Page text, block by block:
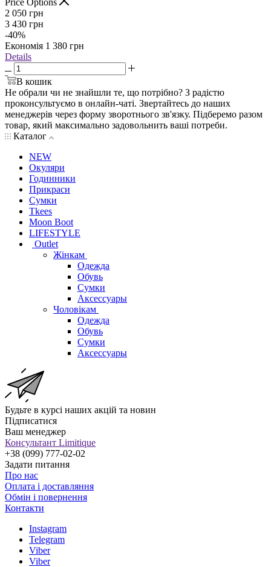
Price Options
2 050 грн
3 430 грн
-40%
Економія 1 380 грн
Details
В кошик
Не обрали чи не знайшли те, що потрібно? З радістю
проконсультуємо в онлайн-чаті. Звертайтесь до наших
менеджерів через форму зворотнього зв'язку. Підберемо разом
товар, який максимально задовольнить ваші потреби.
Каталог
NEW
Окуляри
Годинники
Прикраси
Сумки
Tkees
Moon Boot
LIFESTYLE
Outlet
Жінкам
Одежда
Обувь
Сумки
Аксессуары
Чоловікам
Одежда
Обувь
Сумки
Аксессуары
Будьте в курсі наших акцій та новин
Підписатися
Ваш менеджер
Консультант Limitique
+38 (099) 777-02-02
Задати питання
Про нас
Оплата і доставляння
Обмін і повернення
Контакти
Instagram
Telegram
Viber
Viber